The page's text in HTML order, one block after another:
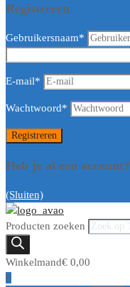
Registreren
Gebruikersnaam*
E-mail*
Wachtwoord*
Heb je al een account?
(Sluiten)
Producten zoeken
Winkelmand€ 0,00
0